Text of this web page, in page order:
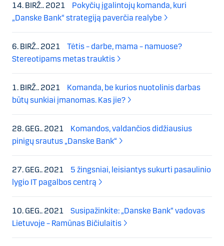
14. BIRŽ.. 2021
Pokyčių įgalintojų komanda, kuri
„Danske Bank“ strategiją paverčia realybe
6. BIRŽ.. 2021
Tėtis – darbe, mama – namuose?
Stereotipams metas trauktis
1. BIRŽ.. 2021
Komanda, be kurios nuotolinis darbas
būtų sunkiai įmanomas. Kas jie?
28. GEG.. 2021
Komandos, valdančios didžiausius
pinigų srautus „Danske Bank“
27. GEG.. 2021
5 žingsniai, leisiantys sukurti pasaulinio
lygio IT pagalbos centrą
10. GEG.. 2021
Susipažinkite: „Danske Bank“ vadovas
Lietuvoje – Ramūnas Bičiulaitis